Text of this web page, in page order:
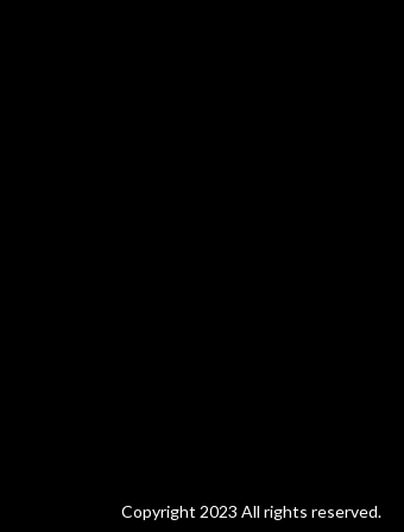
Copyright 2023 All rights reserved.